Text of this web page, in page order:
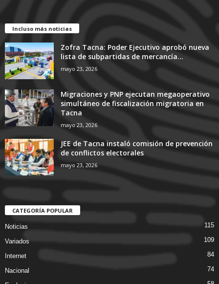
Incluso más noticias
Zofra Tacna: Poder Ejecutivo aprobó nueva
lista de subpartidas de mercancía...
mayo 23, 2026
Migraciones y PNP ejecutan megaoperativo
simultáneo de fiscalización migratoria en
Tacna
mayo 23, 2026
JEE de Tacna instaló comisión de prevención
de conflictos electorales
mayo 23, 2026
CATEGORÍA POPULAR
Noticias 115
Variados 109
Internet 84
Nacional 74